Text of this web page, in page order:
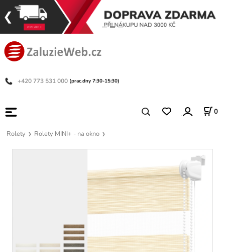
+420 773 531 000 (prac.dny 7:30-15:30)
0
Rolety Rolety MINI+ - na okno